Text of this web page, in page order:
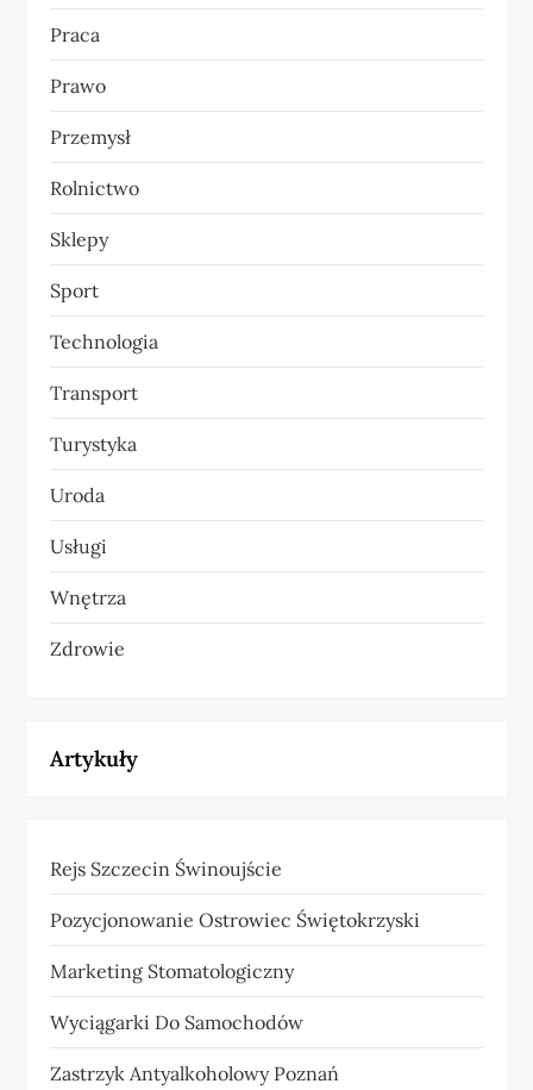
Praca
Prawo
Przemysł
Rolnictwo
Sklepy
Sport
Technologia
Transport
Turystyka
Uroda
Usługi
Wnętrza
Zdrowie
Artykuły
Rejs Szczecin Świnoujście
Pozycjonowanie Ostrowiec Świętokrzyski
Marketing Stomatologiczny
Wyciągarki Do Samochodów
Zastrzyk Antyalkoholowy Poznań